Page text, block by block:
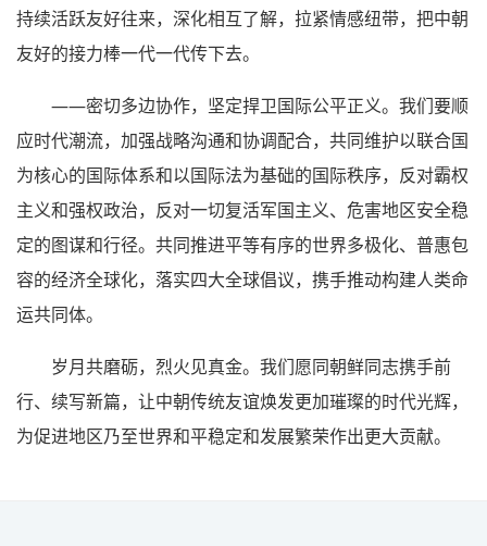
持续活跃友好往来，深化相互了解，拉紧情感纽带，把中朝
友好的接力棒一代一代传下去。
——密切多边协作，坚定捍卫国际公平正义。我们要顺
应时代潮流，加强战略沟通和协调配合，共同维护以联合国
为核心的国际体系和以国际法为基础的国际秩序，反对霸权
主义和强权政治，反对一切复活军国主义、危害地区安全稳
定的图谋和行径。共同推进平等有序的世界多极化、普惠包
容的经济全球化，落实四大全球倡议，携手推动构建人类命
运共同体。
岁月共磨砺，烈火见真金。我们愿同朝鲜同志携手前
行、续写新篇，让中朝传统友谊焕发更加璀璨的时代光辉，
为促进地区乃至世界和平稳定和发展繁荣作出更大贡献。